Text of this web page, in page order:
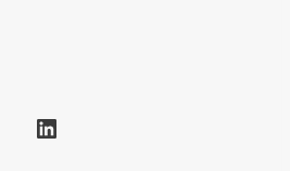
Linkedin